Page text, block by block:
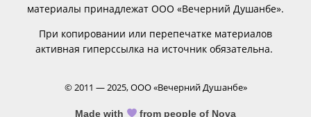
материалы принадлежат ООО «Вечерний Душанбе».
При копировании или перепечатке материалов
активная гиперссылка на источник обязательна.
© 2011 — 2025, ООО «Вечерний Душанбе»
Made with from people of Nova